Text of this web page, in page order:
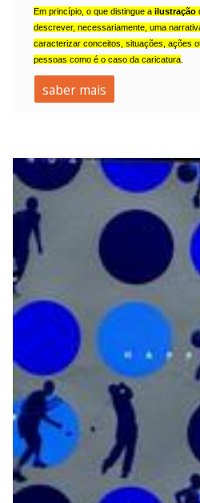
Em princípio, o que distingue a ilustração
descrever, necessariamente, uma
caracterizar conceitos situações ações
pessoas como é o caso da caricatura
saber mais